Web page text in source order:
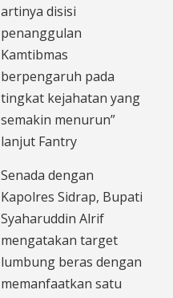
artinya disisi
penanggulan
Kamtibmas
berpengaruh pada
tingkat kejahatan yang
semakin menurun”
lanjut Fantry
Senada dengan
Kapolres Sidrap, Bupati
Syaharuddin Alrif
mengatakan target
lumbung beras dengan
memanfaatkan satu